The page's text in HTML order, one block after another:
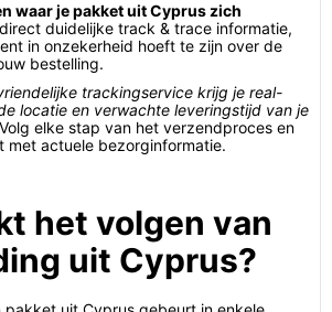
waar je pakket uit Cyprus zich
duidelijke track & trace informatie,
in onzekerheid hoeft te zijn over de
bestelling.
trackingservice krijg je real-
locatie en verwachte leveringstijd van je
Volg elke stap van het verzendproces en
met actuele bezorginformatie.
het volgen van
uit Cyprus?